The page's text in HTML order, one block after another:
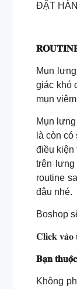
ĐẶT
Mụn
giác khó
mụn
Mụn
là còn
điều kiện
trên lưng
routine
đâu nhé.
Boshop
𝐂𝐥𝐢𝐜𝐤 𝐯𝐚̀𝐨
𝐁𝐚̣𝐧
Không